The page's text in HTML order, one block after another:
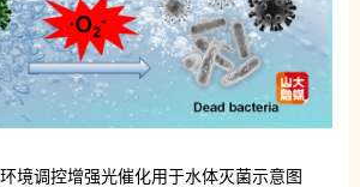
境调控增强光催化用于水体灭菌示意图